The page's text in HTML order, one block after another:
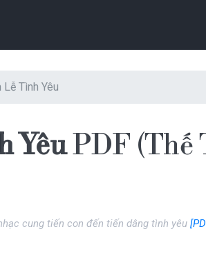
Lễ Tình Yêu
YêuPDF (Thế
cung tiến con đến tiến dâng tình yêu